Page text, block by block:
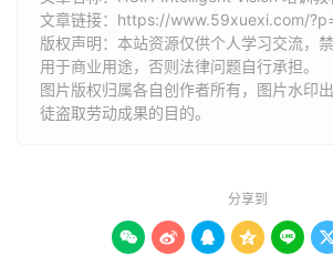
文章链接： https://www.59xuexi.com/
版权声明：本站资源仅供个人学习交流，
用于商业用途，否则法律问题自行承担。
图片版权归属各自创作者所有，图片水印
徒盗取劳动成果的目的。
分享到
     